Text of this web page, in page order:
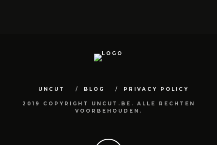
UNCUT BLOG PRIVACY POLICY
2019 COPYRIGHT UNCUT.BE. ALLE RECHTEN
VOORBEHOUDEN.